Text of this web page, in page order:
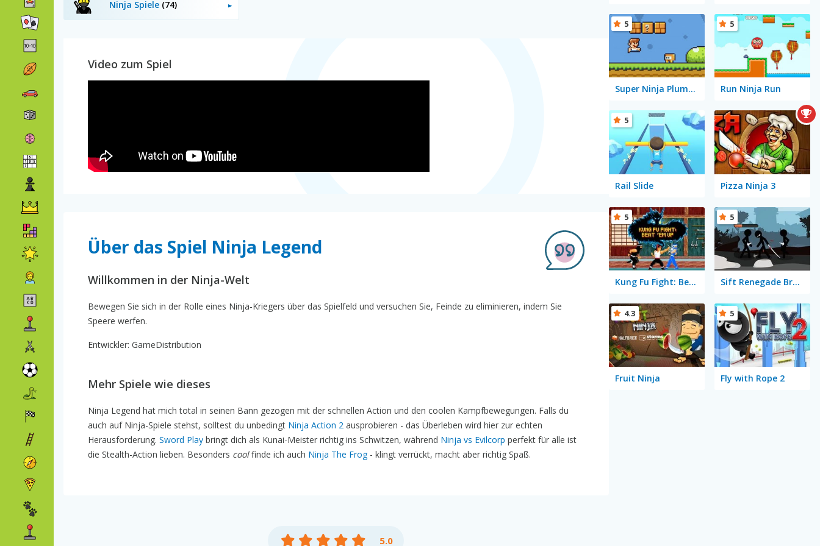
Ninja Spiele (74)
Video zum Spiel
Über das Spiel Ninja Legend
Willkommen in der Ninja-Welt
Bewegen Sie sich in der Rolle eines Ninja-Kriegers über das Spielfeld und versuchen Sie, Feinde zu eliminieren, indem Sie
Speere werfen.
Entwickler: GameDistribution
Mehr Spiele wie dieses
Ninja Legend hat mich total in seinen Bann gezogen mit der schnellen Action und den coolen Kampfbewegungen. Falls du
auch auf Ninja-Spiele stehst, solltest du unbedingt Ninja Action 2 ausprobieren - das Überleben wird hier zur echten
Herausforderung. Sword Play bringt dich als Kunai-Meister richtig ins Schwitzen, während Ninja vs Evilcorp perfekt für alle ist
die Stealth-Action lieben. Besonders coolfinde ich auch Ninja The Frog- klingt verrückt, macht aber richtig Spaß.
5.0
Super Ninja Plumber
5
Run Ninja Run
5
Rail Slide
5
Pizza Ninja 3
Kung Fu Fight: Beat 'Em Up
5
Sift Renegade Brawl
5
Fruit Ninja
4.3
Fly with Rope 2
5